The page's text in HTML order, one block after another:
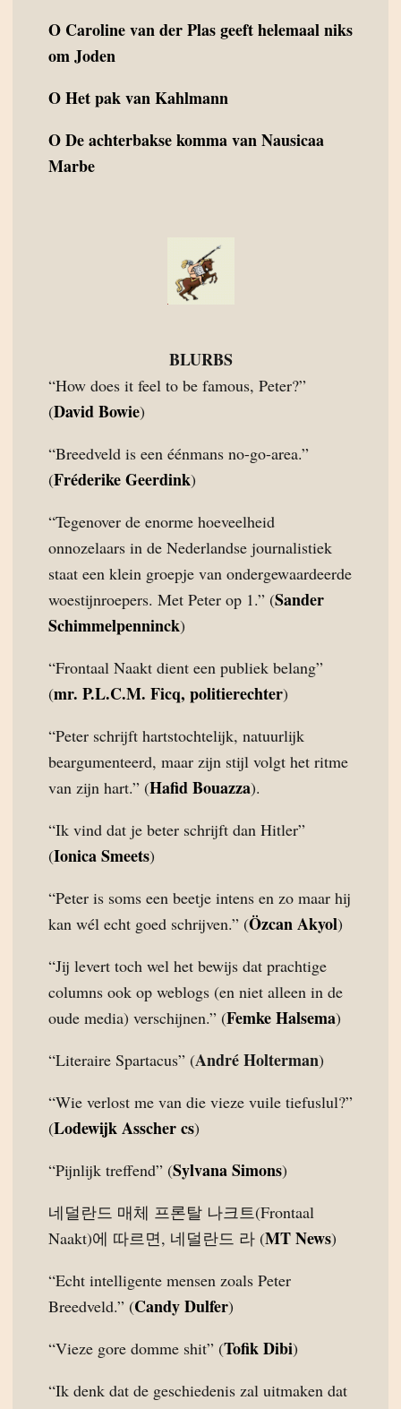
O Caroline van der Plas geeft helemaal niks
om Joden
OHet pak van Kahlmann
ODe achterbakse komma van Nausicaa
Marbe
BLURBS
“How does it feel to be famous, Peter?”
(David Bowie)
“Breedveld is een éénmans no-go-area.”
(Fréderike Geerdink)
“Tegenover de enorme hoeveelheid
onnozelaars in de Nederlandse journalistiek
staat een klein groepje van ondergewaardeerde
woestijnroepers. Met Peter op 1.” (Sander
Schimmelpenninck)
“Frontaal Naakt dient een publiek belang”
(mr. P.L.C.M. Ficq, politierechter)
“Peter schrijft hartstochtelijk, natuurlijk
beargumenteerd, maar zijn stijl volgt het ritme
van zijn hart.” (Hafid Bouazza).
“Ik vind dat je beter schrijft dan Hitler”
(Ionica Smeets)
“Peter is soms een beetje intens en zo maar hij
kan wél echt goed schrijven.” (Özcan Akyol)
“Jij levert toch wel het bewijs dat prachtige
columns ook op weblogs (en niet alleen in de
oude media) verschijnen.” (Femke Halsema)
“Literaire Spartacus” (André Holterman)
“Wie verlost me van die vieze vuile tiefuslul?”
(Lodewijk Asscher cs)
“Pijnlijk treffend” (Sylvana Simons)
네덜란드 매체 프론탈 나크트(Frontaal
Naakt)에 따르면, 네덜란드 라 (MT News)
“Echt intelligente mensen zoals Peter
Breedveld.” (Candy Dulfer)
“Vieze gore domme shit” (Tofik Dibi)
“Ik denk dat de geschiedenis zal uitmaken dat